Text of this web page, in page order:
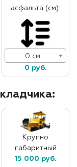
асфальта (см):
0 см
0 руб.
Крупно
габаритный
15 000 руб.